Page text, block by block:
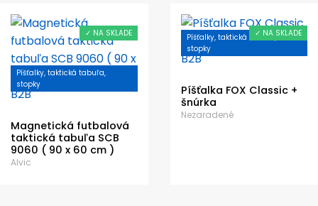
Píšťalky, taktická tabuľa,
stopky
✓ NA SKLADE
Magnetická futbalová
taktická tabuľa SCB
9060 ( 90 x 60 cm )
Alvic
Píšťalky, taktická tabuľa,
stopky
✓ NA SKLADE
Píšťalka FOX Classic +
šnúrka
Nezaradené